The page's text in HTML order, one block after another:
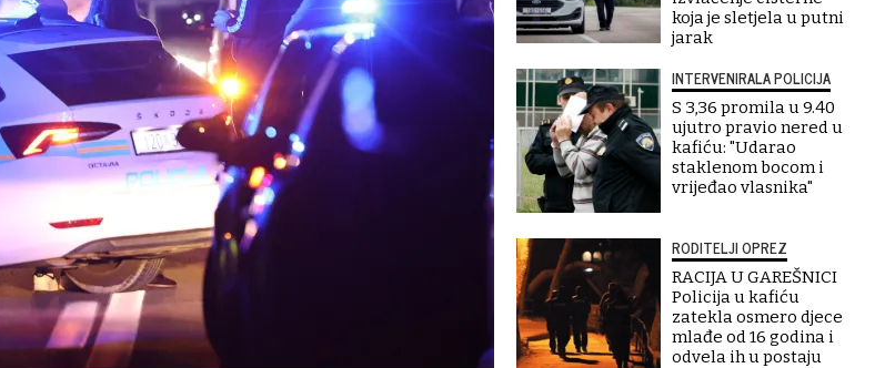
koja je sletjela u putni
jarak
INTERVENIRALA POLICIJA
S 3,36 promila u 9.40
ujutro pravio nered u
kafiću: "Udarao
staklenom bocom i
vrijeđao vlasnika"
RODITELJI OPREZ
RACIJA U GAREŠNICI
Policija u kafiću
zatekla osmero djece
mlađe od 16 godina i
odvela ih u postaju